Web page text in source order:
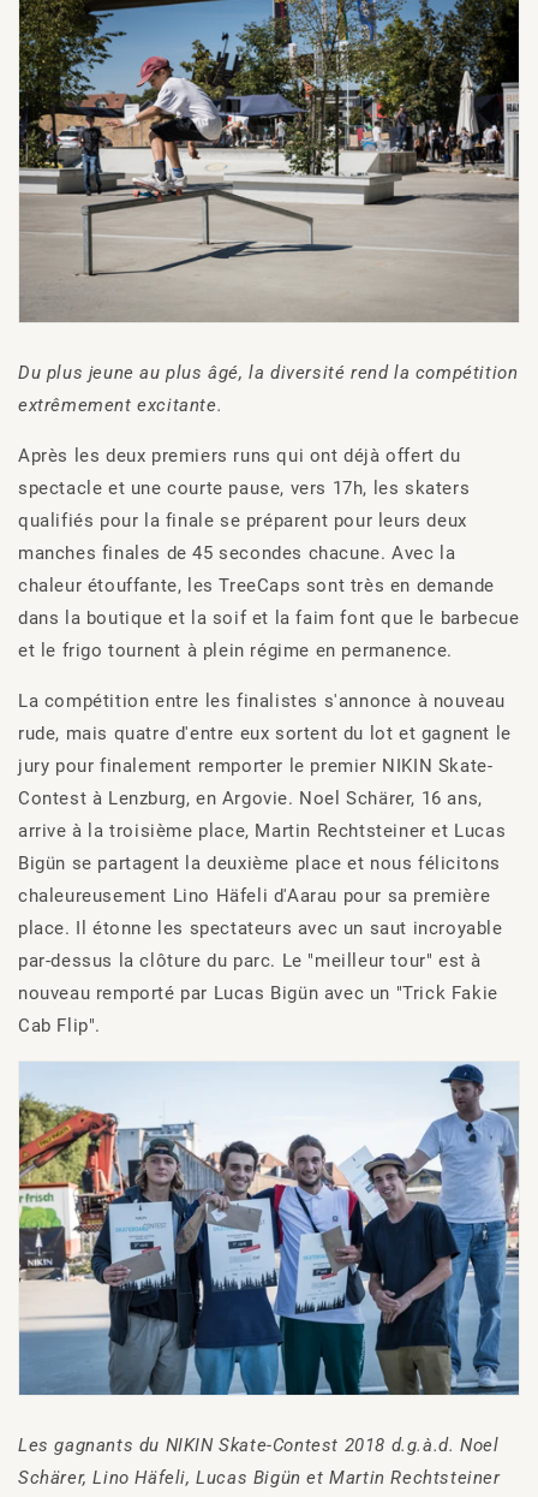
Du plus jeune au plus âgé, la diversité rend la compétition
extrêmement excitante.
Après les deux premiers runs qui ont déjà offert du
spectacle et une courte pause, vers 17h, les skaters
qualifiés pour la finale se préparent pour leurs deux
manches finales de 45 secondes chacune. Avec la
chaleur étouffante, les TreeCaps sont très en demande
dans la boutique et la soif et la faim font que le barbecue
et le frigo tournent à plein régime en permanence.
La compétition entre les finalistes s'annonce à nouveau
rude, mais quatre d'entre eux sortent du lot et gagnent le
jury pour finalement remporter le premier NIKIN Skate-
Contest à Lenzburg, en Argovie. Noel Schärer, 16 ans,
arrive à la troisième place, Martin Rechtsteiner et Lucas
Bigün se partagent la deuxième place et nous félicitons
chaleureusement Lino Häfeli d'Aarau pour sa première
place. Il étonne les spectateurs avec un saut incroyable
par-dessus la clôture du parc. Le "meilleur tour" est à
nouveau remporté par Lucas Bigün avec un "Trick Fakie
Cab Flip".
Les gagnants du NIKIN Skate-Contest 2018 d.g.à.d. Noel
Schärer, Lino Häfeli, Lucas Bigün et Martin Rechtsteiner